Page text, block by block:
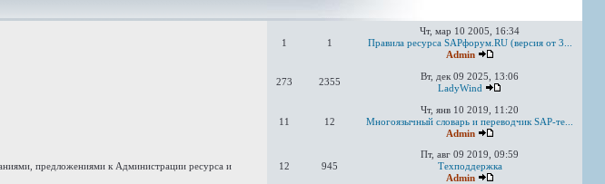
1 1
Чт, мар 10 2005, 16:34
Правила ресурса SAPфорум.RU (версия от 3...
Admin
273 2355
Вт, дек 09 2025, 13:06
LadyWind
11 12
Чт, янв 10 2019, 11:20
Многоязычный словарь и переводчик SAP-те...
Admin
предложениями к Администрации ресурса и
12 945
Пт, авг 09 2019, 09:59
Техподдержка
Admin